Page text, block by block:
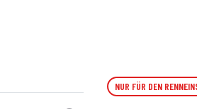
NUR FÜR DEN